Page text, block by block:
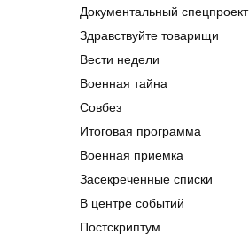
Документальный спецпроект
Здравствуйте товарищи
Вести недели
Военная тайна
Совбез
Итоговая программа
Военная приемка
Засекреченные списки
В центре событий
Постскриптум